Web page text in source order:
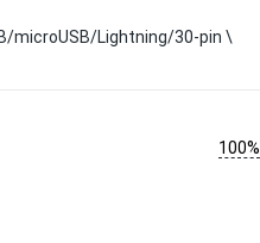
microUSB/Lightning/30-pin \
100%